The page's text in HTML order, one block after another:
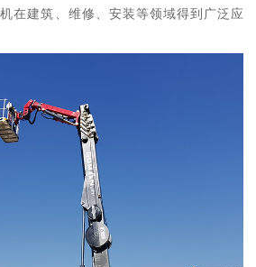
在建筑、维修、安装等领域得到广泛应